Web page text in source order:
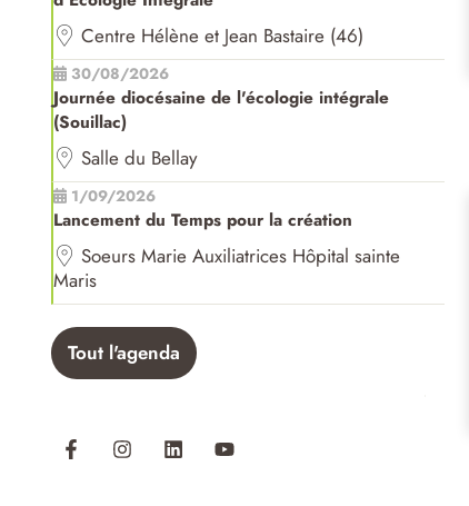
Centre Hélène et Jean Bastaire (46)
30/08/2026
Journée diocésaine de l'écologie intégrale
(Souillac)
Salle du Bellay
1/09/2026
Lancement du Temps pour la création
Soeurs Marie Auxiliatrices Hôpital sainte
Maris
Tout l'agenda